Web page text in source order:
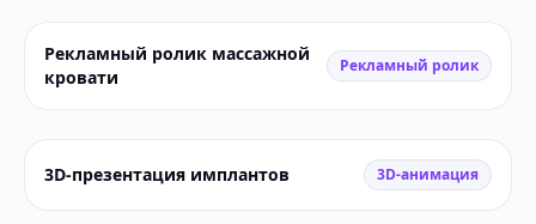
Рекламный ролик массажной
кровати
Рекламный ролик
3D-презентация имплантов 3D-анимация